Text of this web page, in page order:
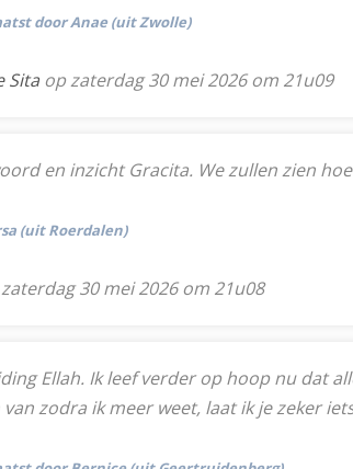
door Anae (uit Zwolle)
Sita op zaterdag 30 mei 2026 om 21u09
en inzicht Gracita. We zullen zien
(uit Roerdalen)
30 mei 2026 om 21u08
Ellah. Ik leef verder op hoop nu dat
zodra ik meer weet, laat ik je zeker